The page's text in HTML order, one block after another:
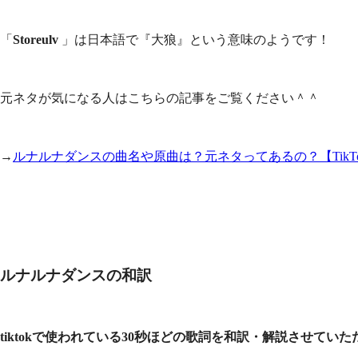
「 Storeulv 」は日本語で『大狼』という意味のようです！
元ネタが気になる人はこちらの記事をご覧ください＾＾
→ ルナルナダンスの曲名や原曲は？元ネタってあるの？【
ルナルナダンスの和訳
tiktokで使われている30秒ほどの歌詞を和訳・解説させていた